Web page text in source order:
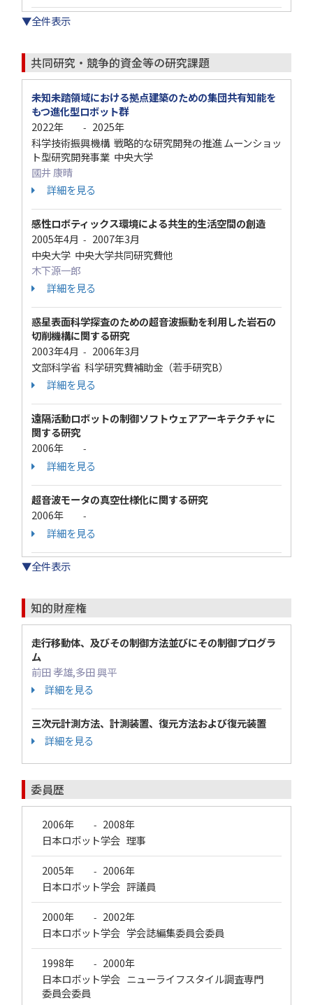
▼全件表示
共同研究・競争的資金等の研究課題
未知未踏領域における拠点建築のための集団共有知能を
もつ進化型ロボット群
2022年
- 2025年
科学技術振興機構 戦略的な研究開発の推進 ムーンショッ
ト型研究開発事業 中央大学
國井 康晴
詳細を見る
感性ロボティックス環境による共生的生活空間の創造
2005年4月 - 2007年3月
中央大学 中央大学共同研究費他
木下源一郎
詳細を見る
惑星表面科学探査のための超音波振動を利用した岩石の
切削機構に関する研究
2003年4月 - 2006年3月
文部科学省 科学研究費補助金（若手研究B）
詳細を見る
遠隔活動ロボットの制御ソフトウェアアーキテクチャに
関する研究
2006年
-
詳細を見る
超音波モータの真空仕様化に関する研究
2006年
-
詳細を見る
▼全件表示
知的財産権
走行移動体、及びその制御方法並びにその制御プログラ
ム
前田 孝雄,多田 興平
詳細を見る
三次元計測方法、計測装置、復元方法および復元装置
詳細を見る
委員歴
2006年 - 2008年
日本ロボット学会 理事
2005年 - 2006年
日本ロボット学会 評議員
2000年 - 2002年
日本ロボット学会 学会誌編集委員会委員
1998年 - 2000年
日本ロボット学会 ニューライフスタイル調査専門
委員会委員